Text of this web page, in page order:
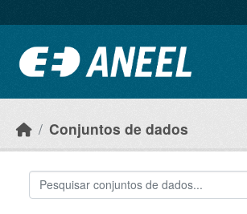
Conjuntos de dados